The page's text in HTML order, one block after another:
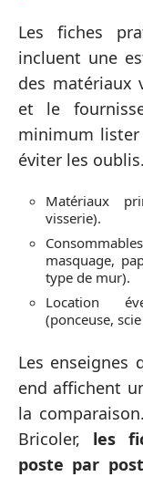
Les fiches
incluent une
des matériaux
et le
minimum
éviter les oublis.
Matériaux
visserie).
masquage,
type de mur).
Location
(ponceuse,
Les enseignes
end affichent
la
Bricoler, les
poste par